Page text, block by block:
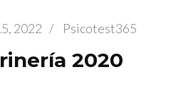
2022 / Psicotest365
2020